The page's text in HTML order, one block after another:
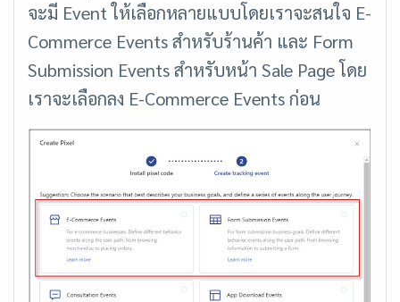
จะมี Event ให้เลือกหลายแบบโดยเราจะสนใจ E-
Commerce Events สำหรับร้านค้า และ Form
Submission Events สำหรับหน้า Sale Page โดย
เราจะเลือกลง E-Commerce Events ก่อน